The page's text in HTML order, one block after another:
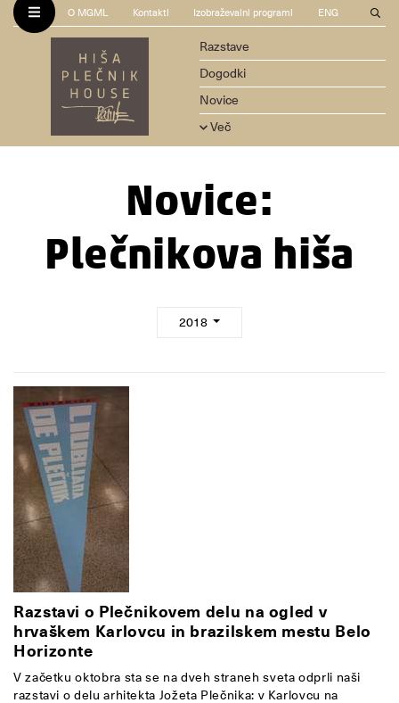
O MGML Kontakti Izobraževalni programi ENG
Razstave
Dogodki
Novice
Več
Novice:
Plečnikova hiša
2018
Razstavi o Plečnikovem delu na ogled v
hrvaškem Karlovcu in brazilskem mestu Belo
Horizonte
V začetku oktobra sta se na dveh straneh sveta odprli naši
razstavi o delu arhitekta Jožeta Plečnika: v Karlovcu na